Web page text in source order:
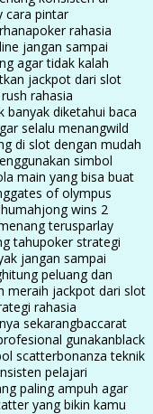
cara pintar
poker rahasia
jangan sampai
agar tidak kalah
jackpot dari slot
rahasia
diketahui baca
selalu menangwild
di slot dengan mudah
simbol
main yang bisa buat
gates of olympus
mahjong wins 2
terusparlay
tahupoker strategi
jangan sampai
peluang dan
meraih jackpot dari slot
rahasia
sekarangbaccarat
gunakanblack
scatterbonanza teknik
pelajari
paling ampuh agar
yang bikin kamu